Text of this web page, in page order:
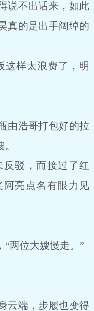
说不出话来，如此
真的是出手阔绰的
这样太浪费了，明
由浩哥打包好的拉
驳，而接过了红
阿亮点名有眼力见
“两位大嫂慢走。”
云端，步履也变得